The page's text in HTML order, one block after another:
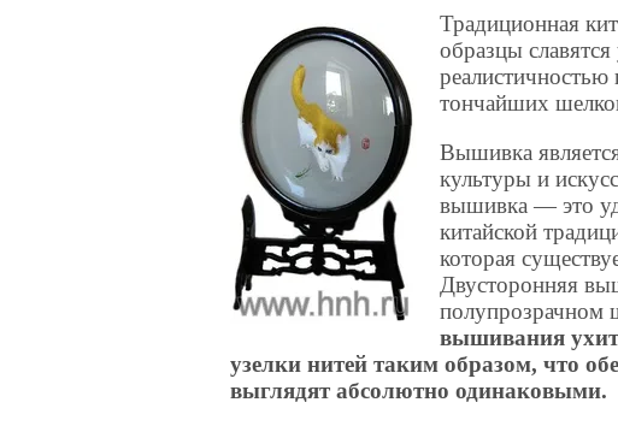
Традиционная
образцы
тончайших
Вышивка
культуры и
вышивка — это
китайской
которая
Двусторонняя
полупрозрачном
вышивания
узелки нитей таким образом, что
выглядят абсолютно одинаковыми.